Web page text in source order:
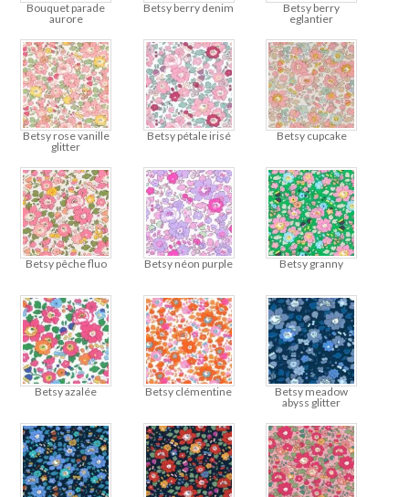
Bouquet parade
aurore
Betsy berry denim
Betsy berry
eglantier
Betsy rose vanille
glitter
Betsy pétale irisé Betsy cupcake
Betsy pêche fluo Betsy néon purple Betsy granny
Betsy azalée Betsy clémentine
Betsy meadow
abyss glitter